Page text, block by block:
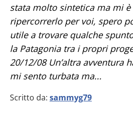
stata molto sintetica ma mi
ripercorrerlo per voi, spero
utile a trovare qualche
la Patagonia tra i propri
20/12/08 Un’altra avventura
mi sento turbata ma...
Scritto da: sammyg79